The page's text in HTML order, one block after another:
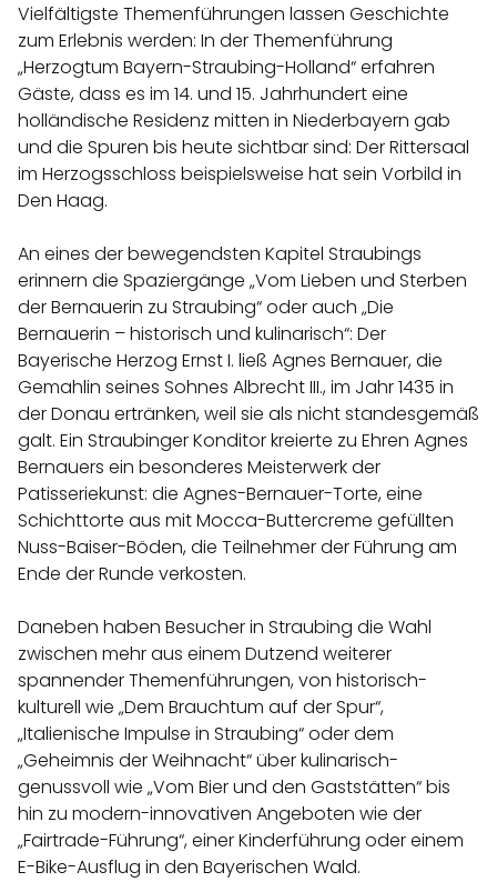
Vielfältigste Themenführungen lassen Geschichte
zum Erlebnis werden: In der Themenführung
„Herzogtum Bayern-Straubing-Holland“ erfahren
Gäste, dass es im 14. und 15. Jahrhundert eine
holländische Residenz mitten in Niederbayern gab
und die Spuren bis heute sichtbar sind: Der Rittersaal
im Herzogsschloss beispielsweise hat sein Vorbild in
Den Haag.
An eines der bewegendsten Kapitel Straubings
erinnern die Spaziergänge „Vom Lieben und Sterben
der Bernauerin zu Straubing“ oder auch „Die
Bernauerin – historisch und kulinarisch“: Der
Bayerische Herzog Ernst I. ließ Agnes Bernauer, die
Gemahlin seines Sohnes Albrecht III., im Jahr 1435 in
der Donau ertränken, weil sie als nicht standesgemäß
galt. Ein Straubinger Konditor kreierte zu Ehren Agnes
Bernauers ein besonderes Meisterwerk der
Patisseriekunst: die Agnes-Bernauer-Torte, eine
Schichttorte aus mit Mocca-Buttercreme gefüllten
Nuss-Baiser-Böden, die Teilnehmer der Führung am
Ende der Runde verkosten.
Daneben haben Besucher in Straubing die Wahl
zwischen mehr aus einem Dutzend weiterer
spannender Themenführungen, von historisch-
kulturell wie „Dem Brauchtum auf der Spur“,
„Italienische Impulse in Straubing“ oder dem
„Geheimnis der Weihnacht“ über kulinarisch-
genussvoll wie „Vom Bier und den Gaststätten“ bis
hin zu modern-innovativen Angeboten wie der
„Fairtrade-Führung“, einer Kinderführung oder einem
E-Bike-Ausflug in den Bayerischen Wald.